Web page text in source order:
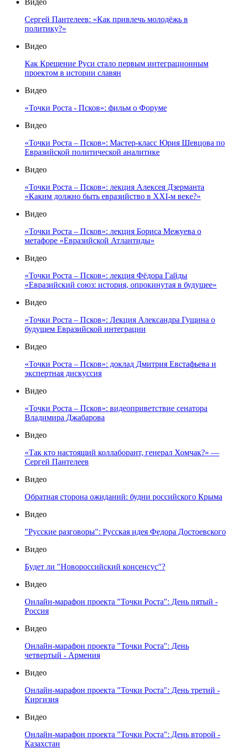
Видео
Сергей Пантелеев: «Как привлечь молодёжь в
политику?»
Видео
Как Крещение Руси стало первым интеграционным
проектом в истории славян
Видео
«Точки Роста - Псков»: фильм о Форуме
Видео
«Точки Роста – Псков»: Мастер-класс Юрия Шевцова по
Евразийской политической аналитике
Видео
«Точки Роста – Псков»: лекция Алексея Дзерманта
«Каким должно быть евразийство в XXI-м веке?»
Видео
«Точки Роста – Псков»: лекция Бориса Межуева о
метафоре «Евразийской Атлантиды»
Видео
«Точки Роста – Псков»: лекция Фёдора Гайды
«Евразийский союз: история, опрокинутая в будущее»
Видео
«Точки Роста – Псков»: Лекция Александра Гущина о
будущем Евразийской интеграции
Видео
«Точки Роста – Псков»: доклад Дмитрия Евстафьева и
экспертная дискуссия
Видео
«Точки Роста – Псков»: видеоприветствие сенатора
Владимира Джабарова
Видео
«Так кто настоящий коллаборант, генерал Хомчак?» —
Сергей Пантелеев
Видео
Обратная сторона ожиданий: будни российского Крыма
Видео
"Русские разговоры": Русская идея Федора Достоевского
Видео
Будет ли "Новороссийский консенсус"?
Видео
Онлайн-марафон проекта "Точки Роста": День пятый -
Россия
Видео
Онлайн-марафон проекта "Точки Роста": День
четвертый - Армения
Видео
Онлайн-марафон проекта "Точки Роста": День третий -
Киргизия
Видео
Онлайн-марафон проекта "Точки Роста": День второй -
Казахстан